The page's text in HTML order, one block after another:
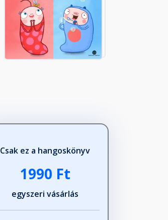
Csak ez a hangoskönyv
1990 Ft
egyszeri vásárlás